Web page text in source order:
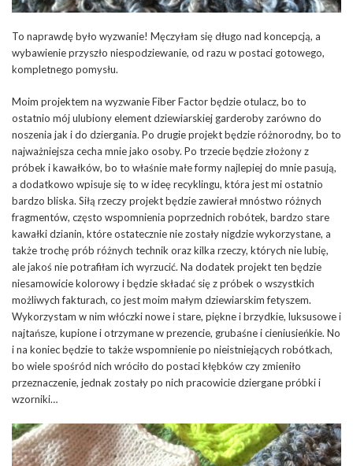
To naprawdę było wyzwanie! Męczyłam się długo nad koncepcją, a
wybawienie przyszło niespodziewanie, od razu w postaci gotowego,
kompletnego pomysłu.
Moim projektem na wyzwanie Fiber Factor będzie otulacz, bo to
ostatnio mój ulubiony element dziewiarskiej garderoby zarówno do
noszenia jak i do dziergania. Po drugie projekt będzie różnorodny, bo to
najważniejsza cecha mnie jako osoby. Po trzecie będzie złożony z
próbek i kawałków, bo to właśnie małe formy najlepiej do mnie pasują,
a dodatkowo wpisuje się to w ideę recyklingu, która jest mi ostatnio
bardzo bliska. Siłą rzeczy projekt będzie zawierał mnóstwo różnych
fragmentów, często wspomnienia poprzednich robótek, bardzo stare
kawałki dzianin, które ostatecznie nie zostały nigdzie wykorzystane, a
także trochę prób różnych technik oraz kilka rzeczy, których nie lubię,
ale jakoś nie potrafiłam ich wyrzucić. Na dodatek projekt ten będzie
niesamowicie kolorowy i będzie składać się z próbek o wszystkich
możliwych fakturach, co jest moim małym dziewiarskim fetyszem.
Wykorzystam w nim włóczki nowe i stare, piękne i brzydkie, luksusowe i
najtańsze, kupione i otrzymane w prezencie, grubaśne i cieniusieńkie. No
i na koniec będzie to także wspomnienie po nieistniejących robótkach,
bo wiele spośród nich wróciło do postaci kłębków czy zmieniło
przeznaczenie, jednak zostały po nich pracowicie dziergane próbki i
wzorniki…